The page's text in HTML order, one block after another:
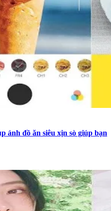
ảnh đồ ăn siêu xịn sò giúp bạn